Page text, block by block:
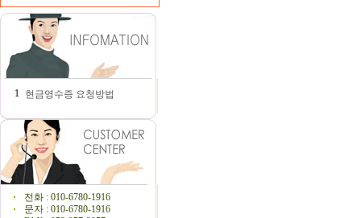
1 현금영수증 요청방법
전화 : 010-6780-1916
문자 : 010-6780-1916